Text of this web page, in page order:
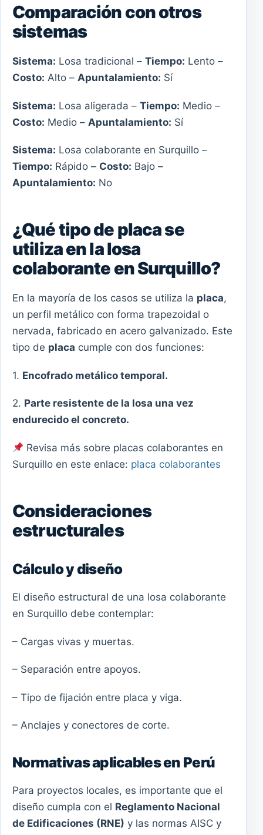
Comparación con otros
sistemas
Sistema: Losa tradicional – Tiempo: Lento –
Costo: Alto – Apuntalamiento: Sí
Sistema: Losa aligerada – Tiempo: Medio –
Costo: Medio – Apuntalamiento: Sí
Sistema: Losa colaborante en Surquillo –
Tiempo: Rápido – Costo: Bajo –
Apuntalamiento: No
¿Qué tipo de placa se
utiliza en la losa
colaborante en Surquillo?
En la mayoría de los casos se utiliza la placa,
un perfil metálico con forma trapezoidal o
nervada, fabricado en acero galvanizado. Este
tipo de placa cumple con dos funciones:
1. Encofrado metálico temporal.
2. Parte resistente de la losa una vez
endurecido el concreto.
Revisa más sobre placas colaborantes en
Surquillo en este enlace: placa colaborantes
Consideraciones
estructurales
Cálculo y diseño
El diseño estructural de una losa colaborante
en Surquillo debe contemplar:
– Cargas vivas y muertas.
– Separación entre apoyos.
– Tipo de fijación entre placa y viga.
– Anclajes y conectores de corte.
Normativas aplicables en Perú
Para proyectos locales, es importante que el
diseño cumpla con el Reglamento Nacional
de Edificaciones (RNE) y las normas AISC y